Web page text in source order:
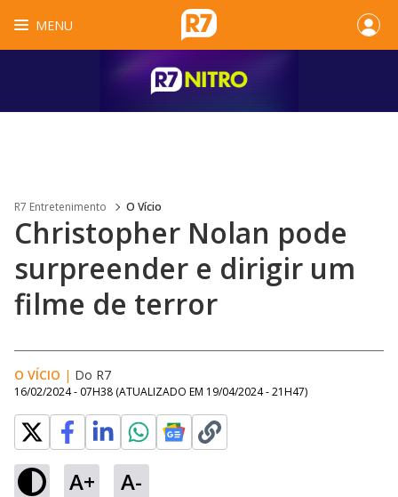
MENU
R7 Entretenimento O Vício
Christopher Nolan pode
surpreender e dirigir um
filme de terror
O VÍCIO | Do R7
16/02/2024 - 07H38 (ATUALIZADO EM 19/04/2024 - 21H47)
A+ A-